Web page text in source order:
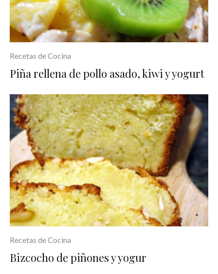
Recetas de Cocina
Piña rellena de pollo asado, kiwi y yogurt
Recetas de Cocina
Bizcocho de piñones y yogur